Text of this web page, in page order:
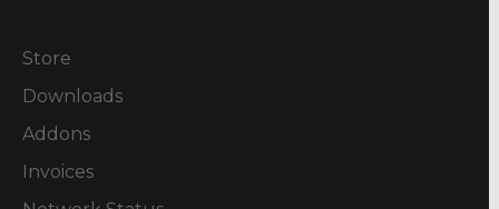
Store
Downloads
Addons
Invoices